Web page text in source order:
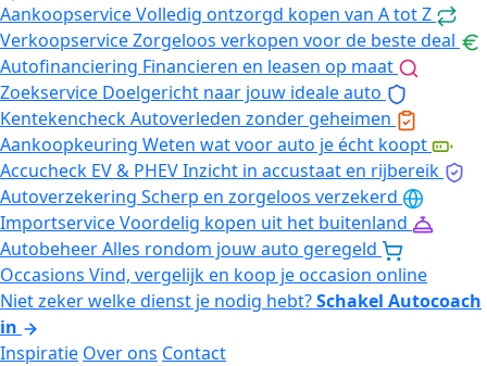
AankoopserviceVolledig ontzorgd kopen van A tot Z
VerkoopserviceZorgeloos verkopen voor de beste deal
Autofinanciering Financieren en leasen op maat
Zoekservice Doelgericht naar jouw ideale auto
KentekencheckAutoverleden zonder geheimen
Aankoopkeuring Weten wat voor auto je écht koopt
Accucheck EV & PHEVInzicht in accustaat en rijbereik
Autoverzekering Scherp en zorgeloos verzekerd
ImportserviceVoordelig kopen uit het buitenland
AutobeheerAlles rondom jouw auto geregeld
Occasions Vind, vergelijk en koop je occasion online
Niet zeker welke dienst je nodig hebt?Schakel Autocoach
in
Inspiratie Over ons Contact